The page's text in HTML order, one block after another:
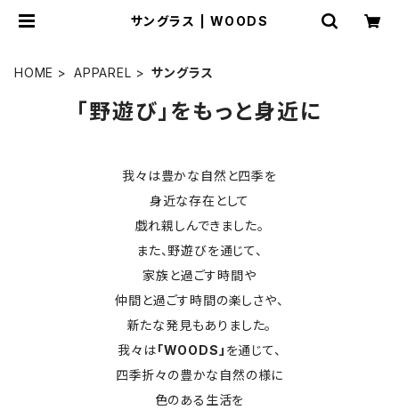
サングラス | WOODS
HOME APPAREL サングラス
「野遊び」をもっと身近に
我々は豊かな自然と四季を
身近な存在として
戯れ親しんできました。
また、野遊びを通じて、
家族と過ごす時間や
仲間と過ごす時間の楽しさや、
新たな発見もありました。
我々は「WOODS」 を通じて、
四季折々の豊かな自然の様に
色のある生活を